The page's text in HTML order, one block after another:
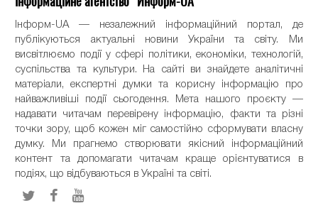
Інформ-UA — незалежний інформаційний портал, де
публікуються актуальні новини України та світу. Ми
висвітлюємо події у сфері політики, економіки, технологій,
суспільства та культури. На сайті ви знайдете аналітичні
матеріали, експертні думки та корисну інформацію про
найважливіші події сьогодення. Мета нашого проєкту —
надавати читачам перевірену інформацію, факти та різні
точки зору, щоб кожен міг самостійно сформувати власну
думку. Ми прагнемо створювати якісний інформаційний
контент та допомагати читачам краще орієнтуватися в
подіях, що відбуваються в Україні та світі.